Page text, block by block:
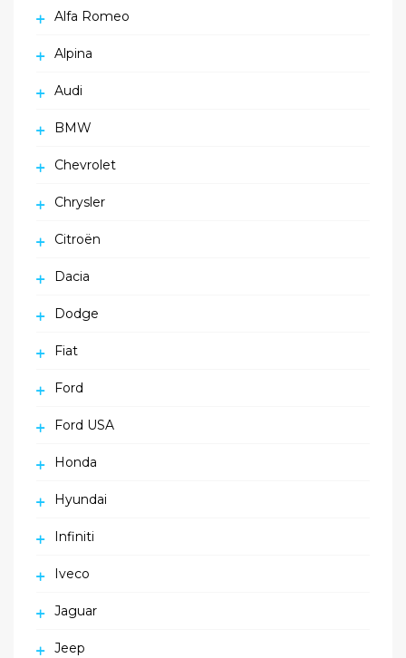
Alfa Romeo
Alpina
Audi
BMW
Chevrolet
Chrysler
Citroën
Dacia
Dodge
Fiat
Ford
Ford USA
Honda
Hyundai
Infiniti
Iveco
Jaguar
Jeep